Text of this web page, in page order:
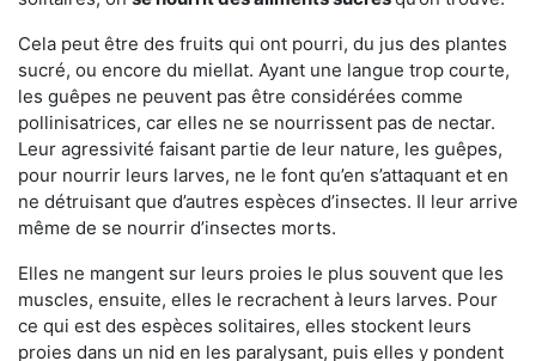
Cela peut être des fruits qui ont pourri, du jus des plantes
sucré, ou encore du miellat. Ayant une langue trop courte,
les guêpes ne peuvent pas être considérées comme
pollinisatrices, car elles ne se nourrissent pas de nectar.
Leur agressivité faisant partie de leur nature, les guêpes,
pour nourrir leurs larves, ne le font qu’en s’attaquant et en
ne détruisant que d’autres espèces d’insectes. Il leur arrive
même de se nourrir d’insectes morts.
Elles ne mangent sur leurs proies le plus souvent que les
muscles, ensuite, elles le recrachent à leurs larves. Pour
ce qui est des espèces solitaires, elles stockent leurs
proies dans un nid en les paralysant, puis elles y pondent